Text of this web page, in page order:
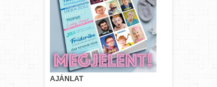
AJÁNLAT